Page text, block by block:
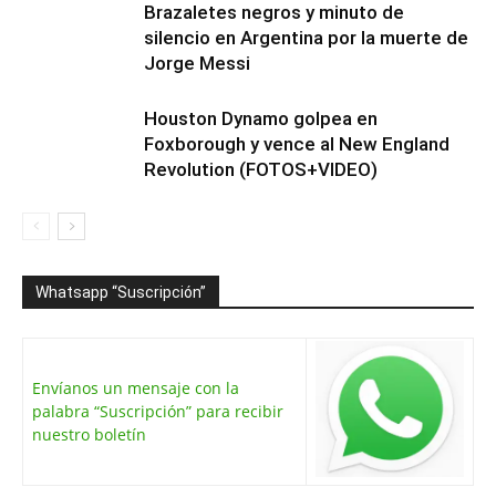
Brazaletes negros y minuto de
silencio en Argentina por la muerte de
Jorge Messi
Houston Dynamo golpea en
Foxborough y vence al New England
Revolution (FOTOS+VIDEO)
Whatsapp “Suscripción”
Envíanos un mensaje con la
palabra “Suscripción” para recibir
nuestro boletín